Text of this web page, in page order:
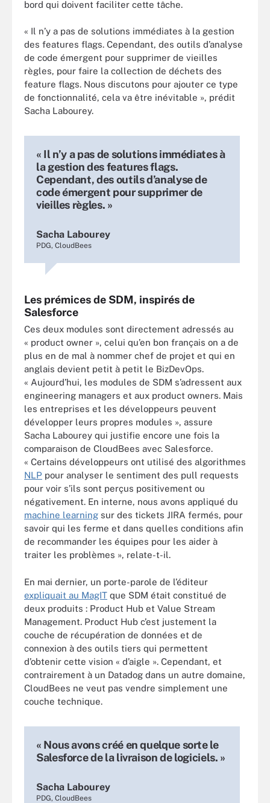
bord qui doivent faciliter cette tâche.
« Il n’y a pas de solutions immédiates à la gestion
des features flags. Cependant, des outils d’analyse
de code émergent pour supprimer de vieilles
règles, pour faire la collection de déchets des
feature flags. Nous discutons pour ajouter ce type
de fonctionnalité, cela va être inévitable », prédit
Sacha Labourey.
« Il n’y a pas de solutions immédiates à
la gestion des features flags.
Cependant, des outils d’analyse de
code émergent pour supprimer de
vieilles règles. »
Sacha Labourey
PDG, CloudBees
Les prémices de SDM, inspirés de
Salesforce
Ces deux modules sont directement adressés au
« product owner », celui qu’en bon français on a de
plus en de mal à nommer chef de projet et qui en
anglais devient petit à petit le BizDevOps.
« Aujourd’hui, les modules de SDM s’adressent aux
engineering managers et aux product owners. Mais
les entreprises et les développeurs peuvent
développer leurs propres modules », assure
Sacha Labourey qui justifie encore une fois la
comparaison de CloudBees avec Salesforce.
« Certains développeurs ont utilisé des algorithmes
NLP pour analyser le sentiment des pull requests
pour voir s’ils sont perçus positivement ou
négativement. En interne, nous avons appliqué du
machine learning sur des tickets JIRA fermés, pour
savoir qui les ferme et dans quelles conditions afin
de recommander les équipes pour les aider à
traiter les problèmes », relate-t-il.
En mai dernier, un porte-parole de l’éditeur
expliquait au MagIT que SDM était constitué de
deux produits : Product Hub et Value Stream
Management. Product Hub c’est justement la
couche de récupération de données et de
connexion à des outils tiers qui permettent
d’obtenir cette vision « d’aigle ». Cependant, et
contrairement à un Datadog dans un autre domaine,
CloudBees ne veut pas vendre simplement une
couche technique.
« Nous avons créé en quelque sorte le
Salesforce de la livraison de logiciels. »
Sacha Labourey
PDG, CloudBees